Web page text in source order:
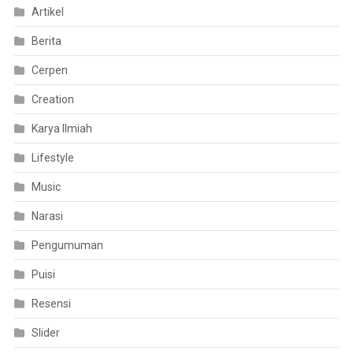
Artikel
Berita
Cerpen
Creation
Karya Ilmiah
Lifestyle
Music
Narasi
Pengumuman
Puisi
Resensi
Slider